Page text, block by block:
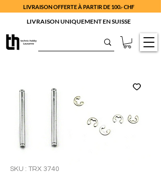
LIVRAISON OFFERTE À PARTIR DE 100.- CHF
LIVRAISON UNIQUEMENT EN SUISSE
SKU : TRX 3740